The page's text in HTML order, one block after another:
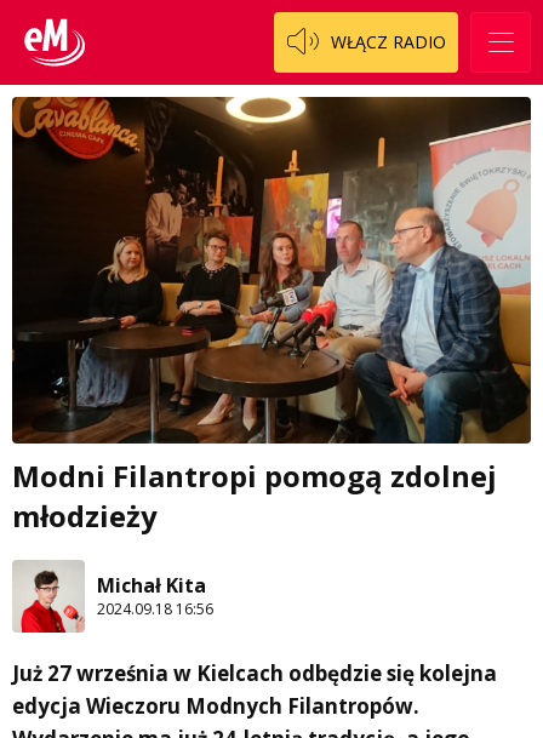
WŁĄCZ RADIO
Modni Filantropi pomogą zdolnej
młodzieży
Michał Kita
2024.09.18 16:56
Już 27 września w Kielcach odbędzie się kolejna
edycja Wieczoru Modnych Filantropów.